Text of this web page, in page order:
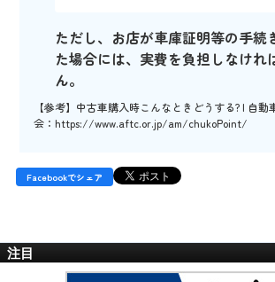
ただし、お店が車庫証明等の手続
た場合には、実費を負担しなけれ
ん。
【参考】中古車購入時こんなときどうする? | 自動
会：https://www.aftc.or.jp/am/chukoPoint/
Facebookでシェア
注目